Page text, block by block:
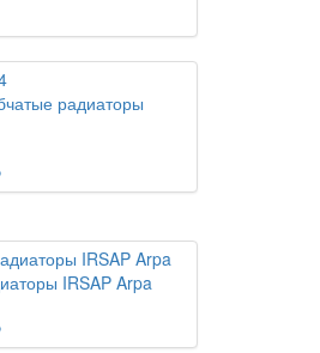
радиаторы
IRSAP Arpa